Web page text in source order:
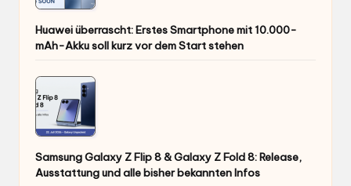
Huawei überrascht: Erstes Smartphone mit 10.000-
mAh-Akku soll kurz vor dem Start stehen
Samsung Galaxy Z Flip 8 & Galaxy Z Fold 8: Release,
Ausstattung und alle bisher bekannten Infos